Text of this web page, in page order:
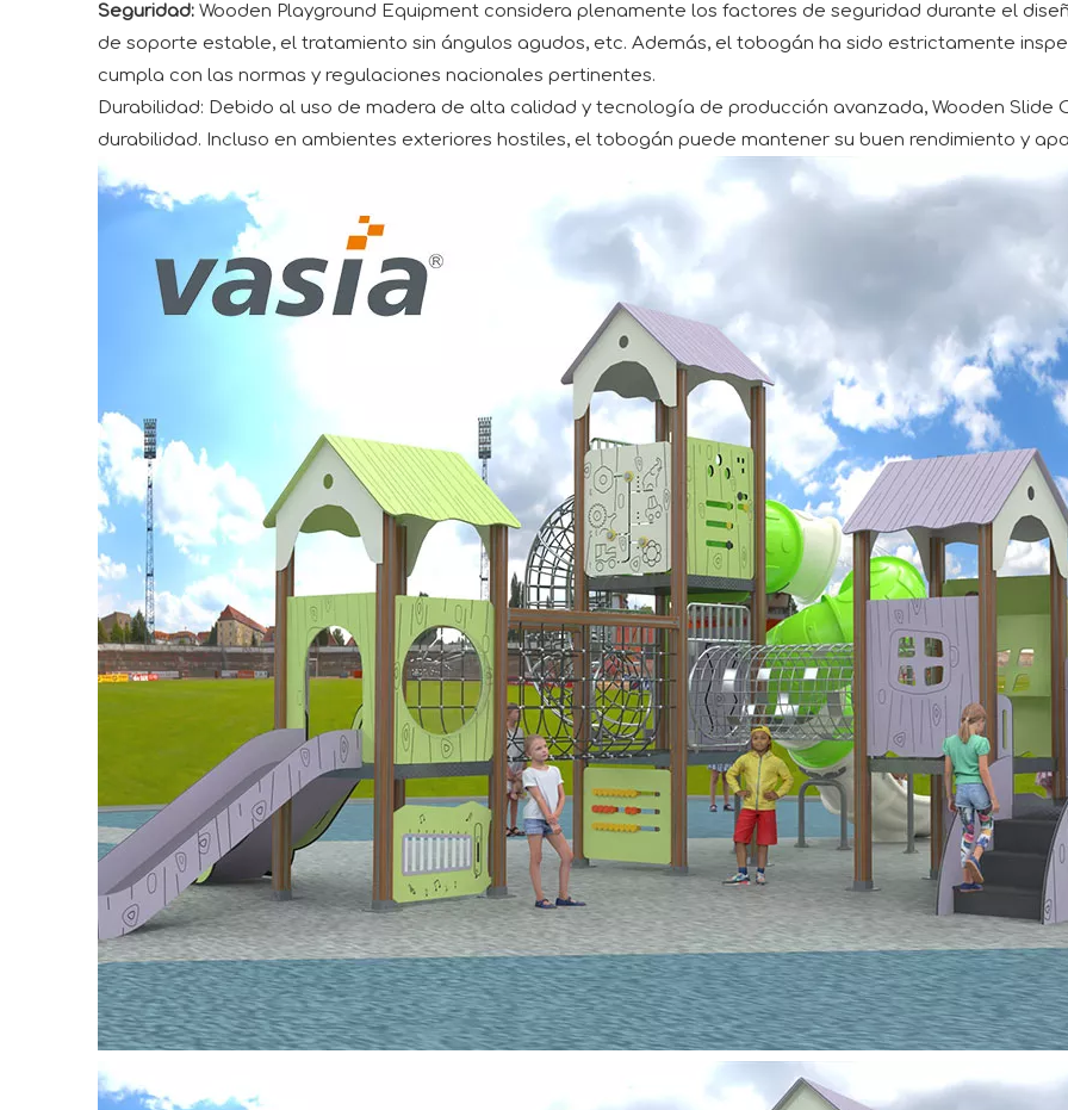
Seguridad: Wooden Playground Equipment considera plenamente los factores de seguridad durante el
de soporte estable, el tratamiento sin ángulos agudos, etc. Además, el tobogán ha sido estrictamente
cumpla con las normas y regulaciones nacionales pertinentes.
Durabilidad: Debido al uso de madera de alta calidad y tecnología de producción avanzada, Wooden Slide
durabilidad. Incluso en ambientes exteriores hostiles, el tobogán puede mantener su buen rendimiento y